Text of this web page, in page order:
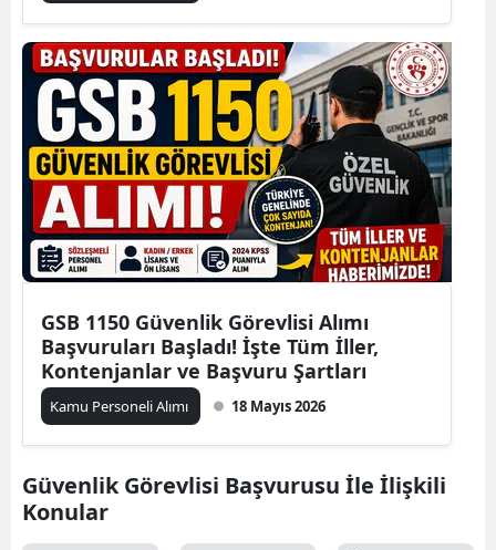
GSB 1150 Güvenlik Görevlisi Alımı
Başvuruları Başladı! İşte Tüm İller,
Kontenjanlar ve Başvuru Şartları
Kamu Personeli Alımı 18 Mayıs 2026
Güvenlik Görevlisi Başvurusu İle İlişkili
Konular